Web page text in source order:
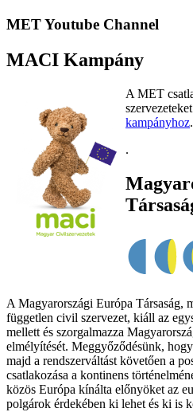
MET Youtube Channel
MACI Kampány
A MET
kampányhoz.
.
A Magyarországi Európa Társaság,
független civil szervezet, kiáll az
mellett és szorgalmazza
elmélyítését. Meggyőződésünk,
majd a rendszerváltást követően a
csatlakozása a kontinens
közös Európa kínálta előnyöket az
polgárok érdekében ki lehet és ki is